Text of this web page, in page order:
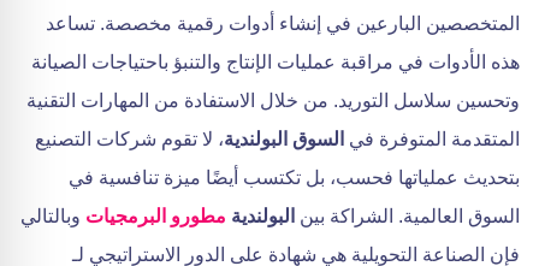
المتخصصين البارعين في إنشاء أدوات رقمية مخصصة. تساعد
هذه الأدوات في مراقبة عمليات الإنتاج والتنبؤ باحتياجات الصيانة
وتحسين سلاسل التوريد. من خلال الاستفادة من المهارات التقنية
المتقدمة المتوفرة في السوق البولندية، لا تقوم شركات التصنيع
بتحديث عملياتها فحسب، بل تكتسب أيضًا ميزة تنافسية في
السوق العالمية. الشراكة بين البولندية مطورو البرمجيات وبالتالي
فإن الصناعة التحويلية هي شهادة على الدور الاستراتيجي لـ